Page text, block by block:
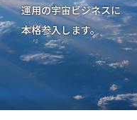
運用の宇宙ビジネスに
本格参入します。